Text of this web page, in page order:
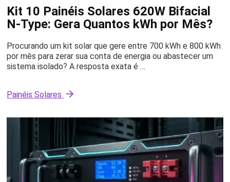
Kit 10 Painéis Solares 620W Bifacial
N-Type: Gera Quantos kWh por Mês?
Procurando um kit solar que gere entre 700 kWh e 800 kWh
por mês para zerar sua conta de energia ou abastecer um
sistema isolado? A resposta exata é …
Painéis Solares